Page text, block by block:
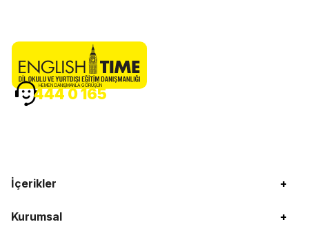
İçerikler +
Kurumsal +
HEMEN DANIŞMANLA GÖRÜŞÜN
444 0 165